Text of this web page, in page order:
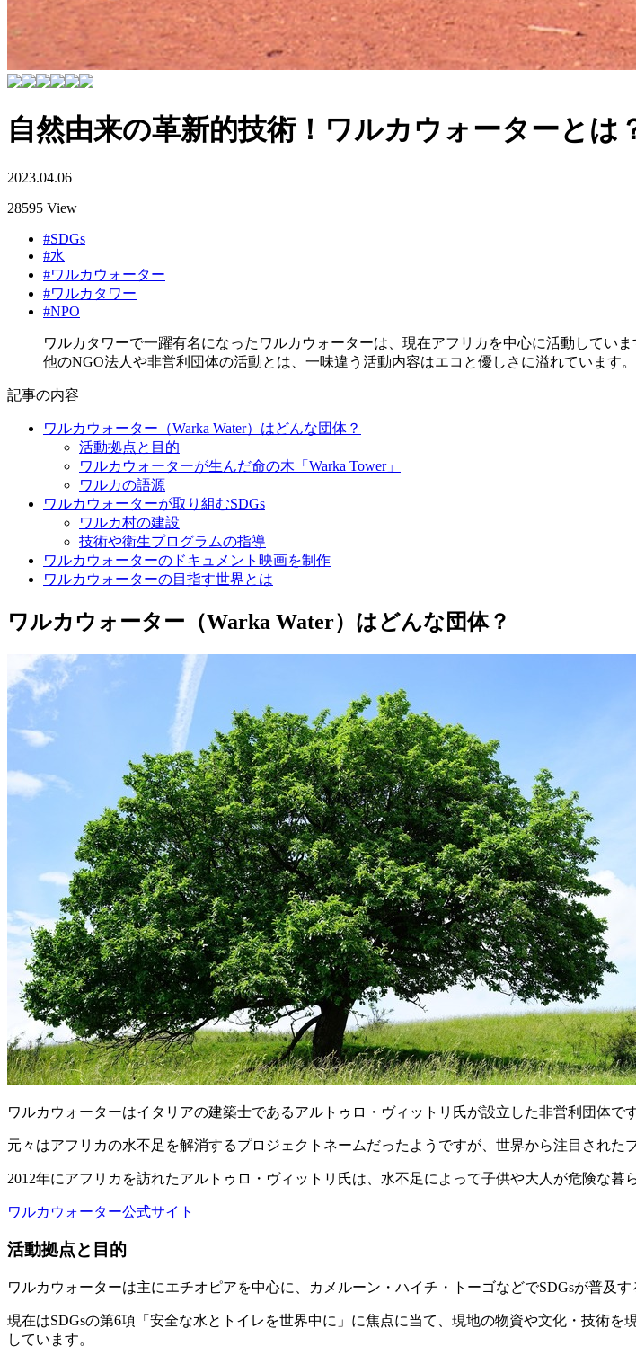
自然由来の革新的技術！ワルカウォーターとは
2023.04.06
28595 View
#SDGs
#水
#ワルカウォーター
#ワルカタワー
#NPO
ワルカタワーで一躍有名になったワルカウォーターは、現在アフリカを中心に活動していま
他のNGO法人や非営利団体の活動とは、一味違う活動内容はエコと優しさに溢れています
記事の内容
ワルカウォーター（Warka Water）はどんな団体？
活動拠点と目的
ワルカウォーターが生んだ命の木「Warka Tower」
ワルカの語源
ワルカウォーターが取り組むSDGs
ワルカ村の建設
技術や衛生プログラムの指導
ワルカウォーターのドキュメント映画を制作
ワルカウォーターの目指す世界とは
ワルカウォーター（Warka Water）はどんな団体？
ワルカウォーターはイタリアの建築士であるアルトゥロ・ヴィットリ氏が設立した非営利団体です
元々はアフリカの水不足を解消するプロジェクトネームだったようですが、世界から注目された
2012年にアフリカを訪れたアルトゥロ・ヴィットリ氏は、水不足によって子供や大人が危険な
ワルカウォーター公式サイト
活動拠点と目的
ワルカウォーターは主にエチオピアを中心に、カメルーン・ハイチ・トーゴなどでSDGsが普及
現在はSDGsの第6項「安全な水とトイレを世界中に」に焦点に当て、現地の物資や文化・技術
しています。